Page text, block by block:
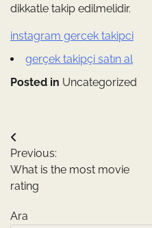
dikkatle takip edilmelidir.
instagram gercek takipci
gerçek takipçi satın al
Posted in Uncategorized
Yazı
gezinmesi
Previous:
What is the most movie
rating
Ara